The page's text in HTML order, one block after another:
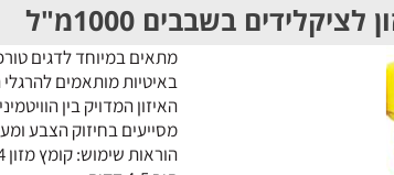
לציקלידים בשבבים 1000מ"ל
מתאים במיוחד לדגים
באיטיות מותאמים
האיזון המדויק בין
מסייעים בחיזוק הצבע